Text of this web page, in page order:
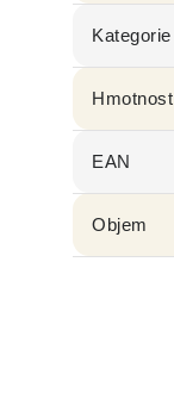
Kategorie
Hmotnost
EAN
Objem